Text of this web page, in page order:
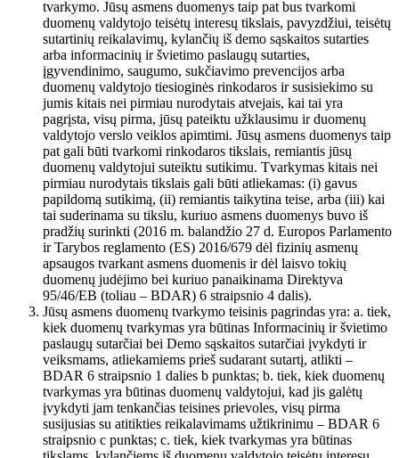
tvarkymo. Jūsų asmens duomenys taip pat bus tvarkomi
duomenų valdytojo teisėtų interesų tikslais, pavyzdžiui, teisėtų
sutartinių reikalavimų, kylančių iš demo sąskaitos sutarties
arba informacinių ir švietimo paslaugų sutarties,
įgyvendinimo, saugumo, sukčiavimo prevencijos arba
duomenų valdytojo tiesioginės rinkodaros ir susisiekimo su
jumis kitais nei pirmiau nurodytais atvejais, kai tai yra
pagrįsta, visų pirma, jūsų pateiktu užklausimu ir duomenų
valdytojo verslo veiklos apimtimi. Jūsų asmens duomenys taip
pat gali būti tvarkomi rinkodaros tikslais, remiantis jūsų
duomenų valdytojui suteiktu sutikimu. Tvarkymas kitais nei
pirmiau nurodytais tikslais gali būti atliekamas: (i) gavus
papildomą sutikimą, (ii) remiantis taikytina teise, arba (iii) kai
tai suderinama su tikslu, kuriuo asmens duomenys buvo iš
pradžių surinkti (2016 m. balandžio 27 d. Europos Parlamento
ir Tarybos reglamento (ES) 2016/679 dėl fizinių asmenų
apsaugos tvarkant asmens duomenis ir dėl laisvo tokių
duomenų judėjimo bei kuriuo panaikinama Direktyva
95/46/EB (toliau – BDAR) 6 straipsnio 4 dalis).
Jūsų asmens duomenų tvarkymo teisinis pagrindas yra: a. tiek,
kiek duomenų tvarkymas yra būtinas Informacinių ir švietimo
paslaugų sutarčiai bei Demo sąskaitos sutarčiai įvykdyti ir
veiksmams, atliekamiems prieš sudarant sutartį, atlikti –
BDAR 6 straipsnio 1 dalies b punktas; b. tiek, kiek duomenų
tvarkymas yra būtinas duomenų valdytojui, kad jis galėtų
įvykdyti jam tenkančias teisines prievoles, visų pirma
susijusias su atitikties reikalavimams užtikrinimu – BDAR 6
straipsnio c punktas; c. tiek, kiek tvarkymas yra būtinas